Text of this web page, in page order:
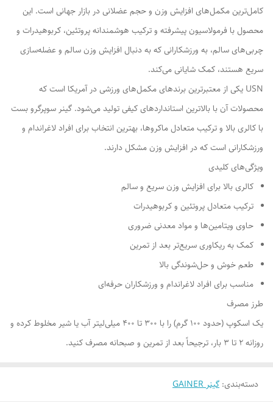
کامل‌ترین مکمل‌های افزایش وزن و حجم عضلانی در بازار جهانی است. این
محصول با فرمولاسیون پیشرفته و ترکیب هوشمندانه پروتئین، کربوهیدرات و
چربی‌های سالم، به ورزشکارانی که به دنبال افزایش وزن سالم و عضله‌سازی
سریع هستند، کمک شایانی می‌کند.
USN یکی از معتبرترین برندهای مکمل‌های ورزشی در آمریکا است که
محصولات آن با بالاترین استانداردهای کیفی تولید می‌شود. گینر سوپرگرو بست
با کالری بالا و ترکیب متعادل ماکروها، بهترین انتخاب برای افراد لاغراندام و
ورزشکارانی است که در افزایش وزن مشکل دارند.
ویژگی‌های کلیدی
کالری بالا برای افزایش وزن سریع و سالم
ترکیب متعادل پروتئین و کربوهیدرات
حاوی ویتامین‌ها و مواد معدنی ضروری
کمک به ریکاوری سریع‌تر بعد از تمرین
طعم خوش و حل‌شوندگی بالا
مناسب برای افراد لاغراندام و ورزشکاران حرفه‌ای
طرز مصرف
یک اسکوپ (حدود ۱۰۰ گرم) را با ۳۰۰ تا ۴۰۰ میلی‌لیتر آب یا شیر مخلوط کرده و
روزانه ۲ تا ۳ بار، ترجیحاً بعد از تمرین و صبحانه مصرف کنید.
دسته‌بندی: گینر ‌GAINER